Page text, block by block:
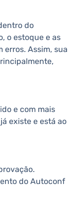
do
o estoque e as
erros. Assim, sua
e com mais
existe e está ao
do Autoconf